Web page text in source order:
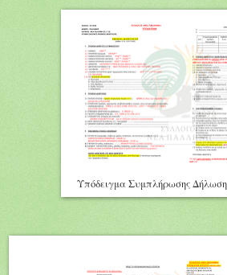
Υπόδειγμα Συμπλήρωσης Δήλωσης